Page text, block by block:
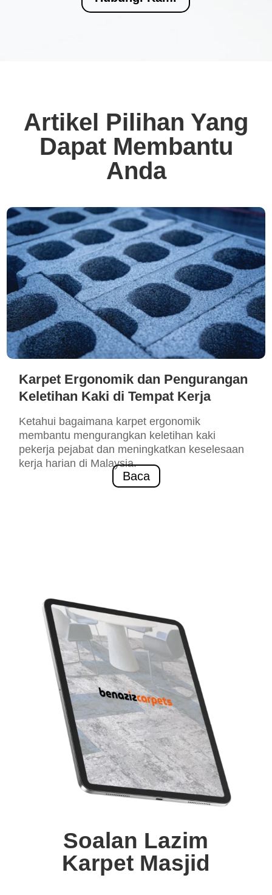
Artikel Pilihan Yang
Dapat Membantu
Anda
Karpet Ergonomik dan Pengurangan
Keletihan Kaki di Tempat Kerja
Ketahui bagaimana karpet ergonomik
membantu mengurangkan keletihan kaki
pekerja pejabat dan meningkatkan keselesaan
kerja harian di Malaysia.
Baca
Soalan Lazim
Karpet Masjid